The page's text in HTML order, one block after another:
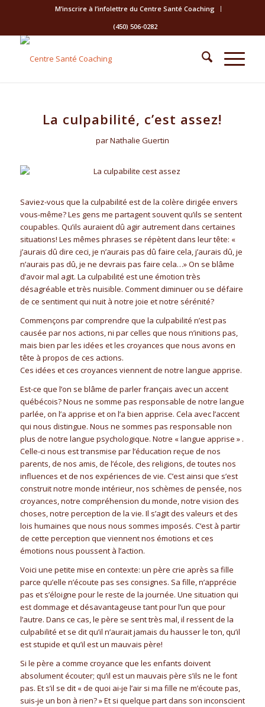
M’inscrire à l’infolettre du Centre Santé Coaching
(450) 506-0282
La culpabilité, c’est assez!
par Nathalie Guertin
Saviez-vous que la culpabilité est de la colère dirigée envers
vous-même? Les gens me partagent souvent qu’ils se sentent
coupables. Qu’ils auraient dû agir autrement dans certaines
situations! Les mêmes phrases se répètent dans leur tête: «
j’aurais dû dire ceci, je n’aurais pas dû faire cela, j’aurais dû, je
n’aurais pas dû, je ne devrais pas faire cela…» On se blâme
d’avoir mal agit. La culpabilité est une émotion très
désagréable et très nuisible. Comment diminuer ou se défaire
de ce sentiment qui nuit à notre joie et notre sérénité?
Commençons par comprendre que la culpabilité n’est pas
causée par nos actions, ni par celles que nous n’initions pas,
mais bien par les idées et les croyances que nous avons en
tête à propos de ces actions.
Ces idées et ces croyances viennent de notre langue apprise.
Est-ce que l’on se blâme de parler français avec un accent
québécois? Nous ne somme pas responsable de notre langue
parlée, on l’a apprise et on l’a bien apprise. Cela avec l’accent
qui nous distingue. Nous ne sommes pas responsable non
plus de notre langue psychologique. Notre « langue apprise » .
Celle-ci nous est transmise par l’éducation reçue de nos
parents, de nos amis, de l’école, des religions, de toutes nos
influences et de nos expériences de vie. C’est ainsi que s’est
construit notre monde intérieur, nos schèmes de pensée, nos
croyances, notre compréhension du monde, notre vision des
choses, notre perception de la vie. Il s’agit des valeurs et des
lois humaines que nous nous sommes imposés. C‘est à partir
de cette perception que viennent nos émotions et ces
émotions nous poussent à l’action.
Voici une petite mise en contexte: un père crie après sa fille
parce qu’elle n’écoute pas ses consignes. Sa fille, n’apprécie
pas et s’éloigne pour le reste de la journée. Une situation qui
est dommage et désavantageuse tant pour l’un que pour
l’autre. Dans ce cas, le père se sent très mal, il ressent de la
culpabilité et se dit qu’il n’aurait jamais du hausser le ton, qu’il
est stupide et qu’il est un mauvais père!
Si le père a comme croyance que les enfants doivent
absolument écouter; qu’il est un mauvais père s’ils ne le font
pas. Et s’il se dit « de quoi ai-je l’air si ma fille ne m’écoute pas,
suis-je un bon à rien? » Et si quelque part dans son inconscient